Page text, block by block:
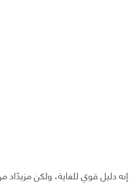
إنه دليل قوي للغاية، ولكن مزيدًاد